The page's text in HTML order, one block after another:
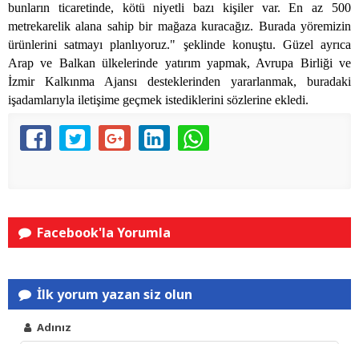
bunların ticaretinde, kötü niyetli bazı kişiler var. En az 500
metrekarelik alana sahip bir mağaza kuracağız. Burada yöremizin
ürünlerini satmayı planlıyoruz." şeklinde konuştu. Güzel ayrıca
Arap ve Balkan ülkelerinde yatırım yapmak, Avrupa Birliği ve
İzmir Kalkınma Ajansı desteklerinden yararlanmak, buradaki
işadamlarıyla iletişime geçmek istediklerini sözlerine ekledi.
Facebook'la Yorumla
İlk yorum yazan siz olun
Adınız